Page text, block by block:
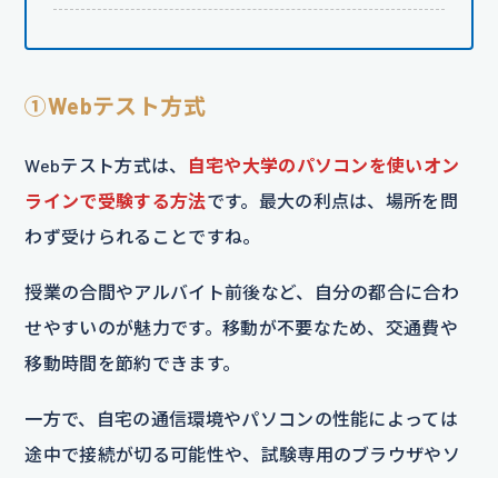
①Webテスト方式
Webテスト方式は、
自宅や大学のパソコンを使いオン
ラインで受験する方法です。最大の利点は、場所を問
わず受けられることですね。
授業の合間やアルバイト前後など、自分の都合に合わ
せやすいのが魅力です。移動が不要なため、交通費や
移動時間を節約できます。
一方で、自宅の通信環境やパソコンの性能によっては
途中で接続が切る可能性や、試験専用のブラウザやソ